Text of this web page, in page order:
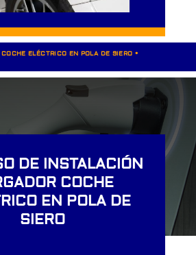
ELÉCTRICO EN POLA DE SIERO •
DE INSTALACIÓN
COCHE
EN POLA DE
SIERO